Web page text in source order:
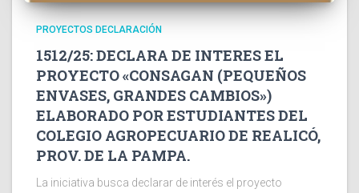
PROYECTOS DECLARACIÓN
1512/25: DECLARA DE INTERES EL
PROYECTO «CONSAGAN (PEQUEÑOS
ENVASES, GRANDES CAMBIOS»)
ELABORADO POR ESTUDIANTES DEL
COLEGIO AGROPECUARIO DE REALICÓ,
PROV. DE LA PAMPA.
La iniciativa busca declarar de interés el proyecto